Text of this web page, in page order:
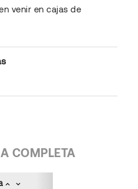
venir en cajas de
COMPLETA
keyboard_arrow_up keyboard_arrow_down